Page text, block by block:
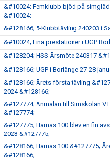
&#10024; Femklubb bjöd på
&#10024;
&#128166; 5-Klubbtävling 240203 i
&#10024; Fina prestationer i UGP
&#128204; HSS Årsmöte 240317
&#128166; UGP i Borlänge 27-28
&#128166; Årets första tävling
2024 &#128166;
&#127774; Anmälan till Simskolan
&#127774;
&#127775; Harnäs 100 blev en fin
2023 &#127775;
&#128166; Harnäs 100 &#127775;
&#128166;